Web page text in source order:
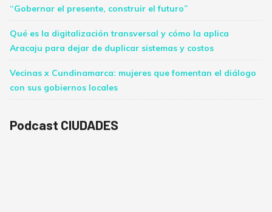
“Gobernar el presente, construir el futuro”
Qué es la digitalización transversal y cómo la aplica
Aracaju para dejar de duplicar sistemas y costos
Vecinas x Cundinamarca: mujeres que fomentan el diálogo
con sus gobiernos locales
Podcast CIUDADES